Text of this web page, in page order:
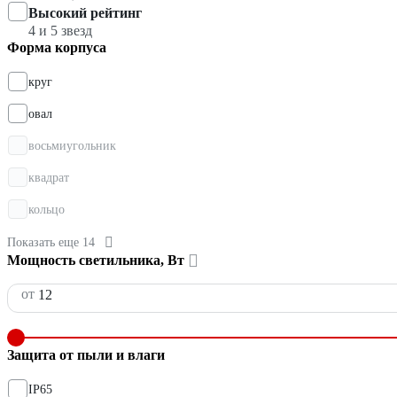
Высокий рейтинг
4 и 5 звезд
Форма корпуса
круг
овал
восьмиугольник
квадрат
кольцо
Показать еще 14
Мощность светильника, Вт
от
Защита от пыли и влаги
IP65